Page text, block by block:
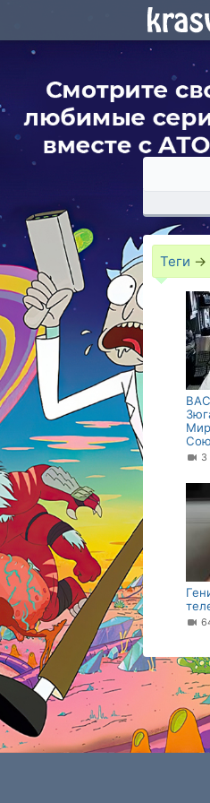
Теги →
3